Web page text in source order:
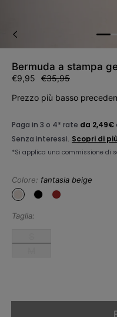
Bermuda a stampa
Prezzo
vendita
€9,95
Prezzo
listino
€35,95
Prezzo più basso
Colore: fantasia beige
Taglia: